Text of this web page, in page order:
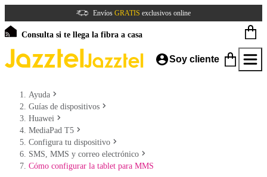
Envíos GRATIS exclusivos online
Consulta si te llega la fibra a casa
Soy cliente
Ayuda
Guías de dispositivos
Huawei
MediaPad T5
Configura tu dispositivo
SMS, MMS y correo electrónico
Cómo configurar la tablet para MMS